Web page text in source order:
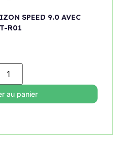
SPEED 9.0 AVEC
R01
au panier